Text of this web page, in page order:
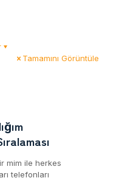
Tamamını Görüntüle
mim ile herkes
telefonları